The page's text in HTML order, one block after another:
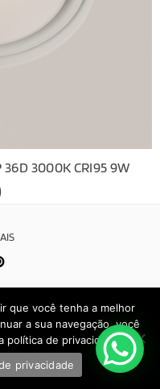
36D 3000K CRI95 9W
| Desenvolvido por
que você tenha a melhor
a sua navegação, você
política de privacidade.
privacidade